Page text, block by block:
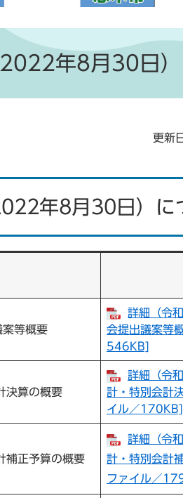
年8月30日）
更新
年8月30日）に
等概要
詳細（令
会提出議案等
546KB]
決算の概要
詳細（令
計・特別会計
イル／170KB]
補正予算の概要
詳細（令
計・特別会計
ファイル／